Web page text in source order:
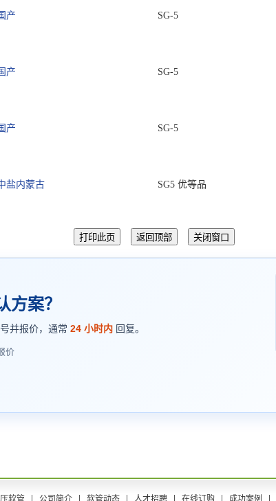
产 SG-5
产 SG-5
产 SG-5
盐内蒙古 SG5 优等品
方案？
并报价，通常 24 小时内 回复。
价
软管 公司简介 软管动态 人才招聘 在线订购 成功案例